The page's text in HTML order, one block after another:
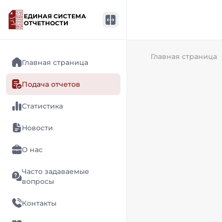
ЕДИНАЯ СИСТЕМА
ОТЧЕТНОСТИ
Главная страница
Подача отчетов
Статистика
Новости
О нас
Часто задаваемые
вопросы
Контакты
Главная страница